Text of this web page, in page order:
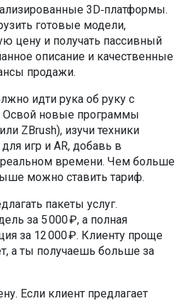
3D‑платформы.
готовые модели,
цену и получать пассивный
описание и качественные
продажи.
идти рука об руку с
новые программы
ZBrush), изучи техники
игр и AR, добавь в
времени. Чем больше
можно ставить тариф.
пакеты услуг.
за 5 000 ₽, а полная
за 12 000 ₽. Клиенту проще
а ты получаешь больше за
Если клиент предлагает